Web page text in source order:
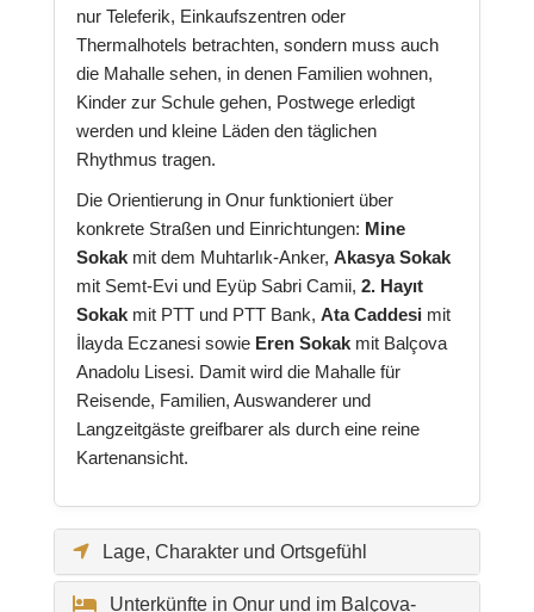
nur Teleferik, Einkaufszentren oder
Thermalhotels betrachten, sondern muss auch
die Mahalle sehen, in denen Familien wohnen,
Kinder zur Schule gehen, Postwege erledigt
werden und kleine Läden den täglichen
Rhythmus tragen.
Die Orientierung in Onur funktioniert über
konkrete Straßen und Einrichtungen: Mine
Sokak mit dem Muhtarlık-Anker, Akasya Sokak
mit Semt-Evi und Eyüp Sabri Camii, 2. Hayıt
Sokak mit PTT und PTT Bank, Ata Caddesi mit
İlayda Eczanesi sowie Eren Sokak mit Balçova
Anadolu Lisesi. Damit wird die Mahalle für
Reisende, Familien, Auswanderer und
Langzeitgäste greifbarer als durch eine reine
Kartenansicht.
Lage, Charakter und Ortsgefühl
Unterkünfte in Onur und im Balçova-